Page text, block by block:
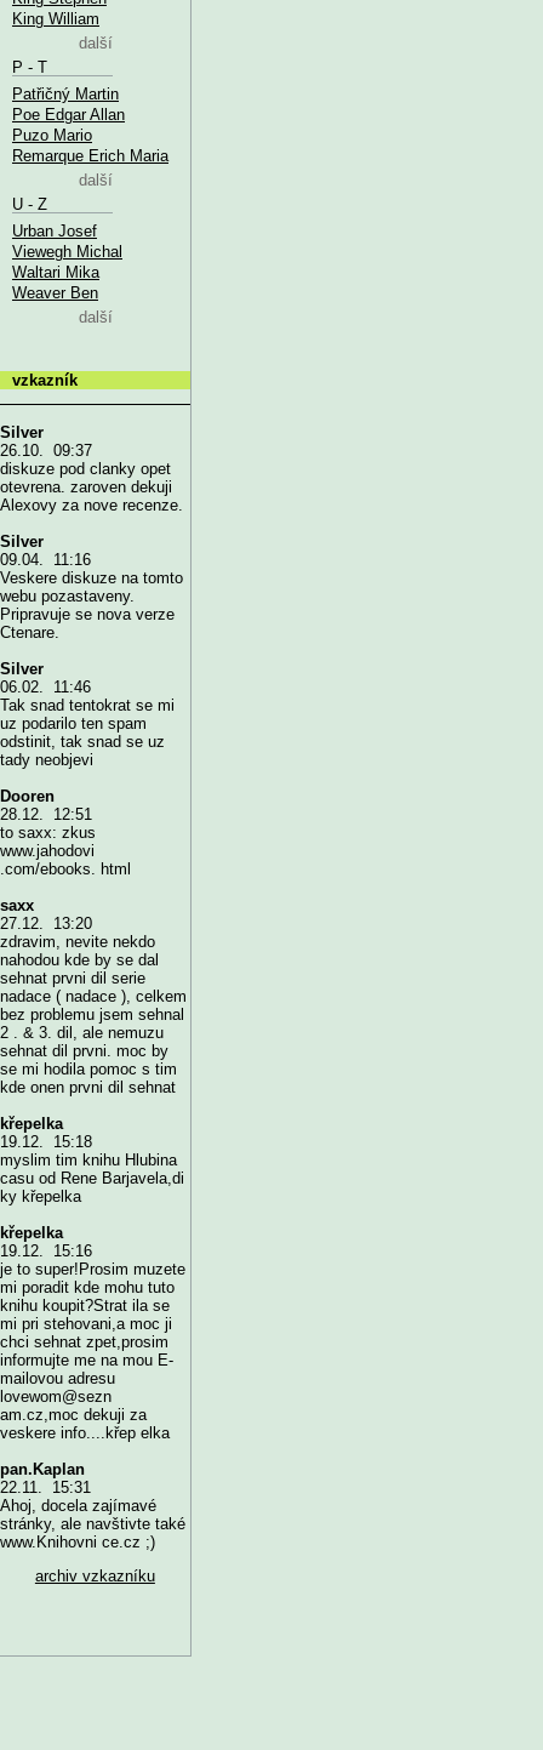
King William
další
P - T
Patřičný Martin
Poe Edgar Allan
Puzo Mario
Remarque Erich Maria
další
U - Z
Urban Josef
Viewegh Michal
Waltari Mika
Weaver Ben
další
vzkazník
Silver
26.10. 09:37
diskuze pod clanky opet
otevrena. zaroven dekuji
Alexovy za nove recenze.
Silver
09.04. 11:16
Veskere diskuze na tomto
webu pozastaveny.
Pripravuje se nova verze
Ctenare.
Silver
06.02. 11:46
Tak snad tentokrat se mi
uz podarilo ten spam
odstinit, tak snad se uz
tady neobjevi
Dooren
28.12. 12:51
to saxx: zkus
www.jahodovi
.com/ebooks. html
saxx
27.12. 13:20
zdravim, nevite nekdo
nahodou kde by se dal
sehnat prvni dil serie
nadace ( nadace ), celkem
bez problemu jsem sehnal
2 . & 3. dil, ale nemuzu
sehnat dil prvni. moc by
se mi hodila pomoc s tim
kde onen prvni dil sehnat
křepelka
19.12. 15:18
myslim tim knihu Hlubina
casu od Rene Barjavela,di
ky křepelka
křepelka
19.12. 15:16
je to super!Prosim muzete
mi poradit kde mohu tuto
knihu koupit?Strat ila se
mi pri stehovani,a moc ji
chci sehnat zpet,prosim
informujte me na mou E-
mailovou adresu
lovewom@sezn
am.cz,moc dekuji za
veskere info....křep elka
pan.Kaplan
22.11. 15:31
Ahoj, docela zajímavé
stránky, ale navštivte také
www.Knihovni ce.cz ;)
archiv vzkazníku